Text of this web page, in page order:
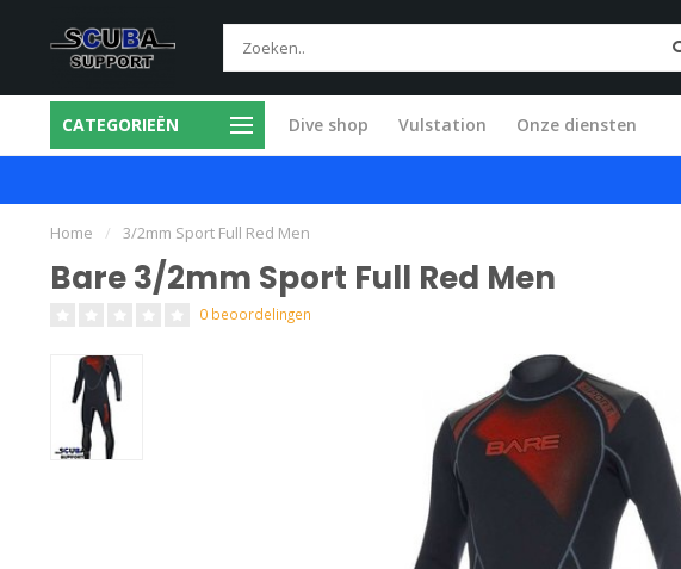
CATEGORIEËN Dive shop Vulstation Onze diensten
in eigen werkplaats Snel en vakkundig
Home / 3/2mm Sport Full Red Men
Bare 3/2mm Sport Full Red Men
0 beoordelingen